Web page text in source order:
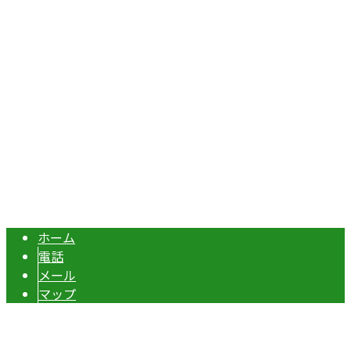
ホーム
電話
メール
マップ